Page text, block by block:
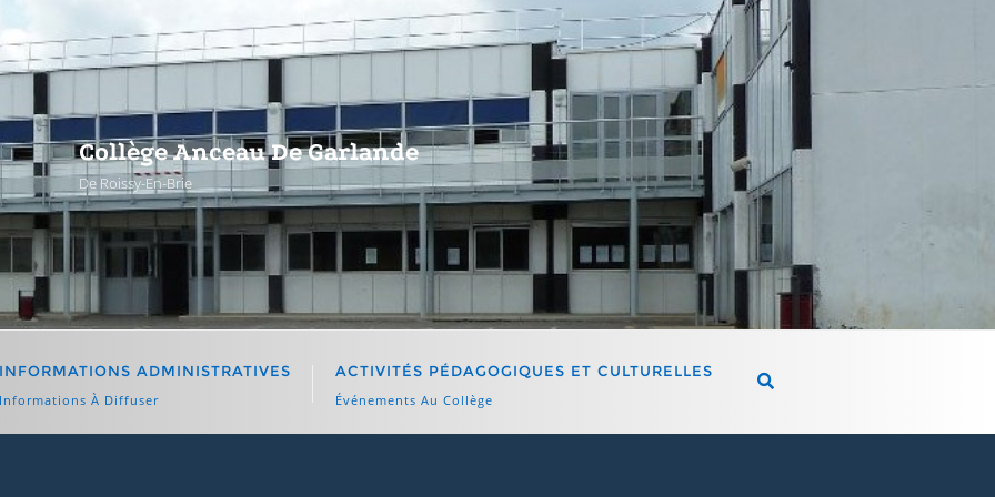
Collège Anceau De Garlande
De Roissy-En-Brie
INFORMATIONS ADMINISTRATIVES
Informations À Diffuser
ACTIVITÉS PÉDAGOGIQUES ET CULTURELLES
Événements Au Collège